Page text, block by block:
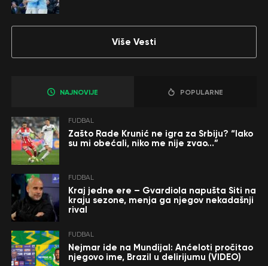
Više Vesti
NAJNOVIJE POPULARNE
FUDBAL
Zašto Rade Krunić ne igra za Srbiju? “Iako
su mi obećali, niko me nije zvao…”
FUDBAL
Kraj jedne ere – Gvardiola napušta Siti na
kraju sezone, menja ga njegov nekadašnji
rival
FUDBAL
Nejmar ide na Mundijal: Anćeloti pročitao
njegovo ime, Brazil u delirijumu (VIDEO)